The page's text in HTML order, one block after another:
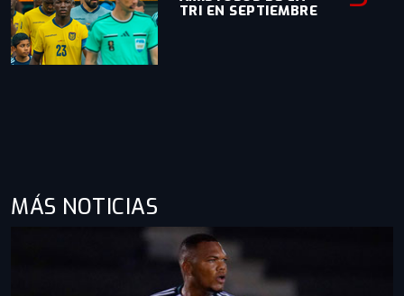
TRI EN SEPTIEMBRE
MÁS NOTICIAS